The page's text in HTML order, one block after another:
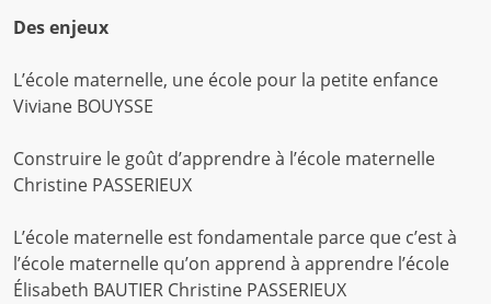
Des enjeux
L’école maternelle, une école pour la petite enfance
Viviane BOUYSSE
Construire le goût d’apprendre à l’école maternelle
Christine PASSERIEUX
L’école maternelle est fondamentale parce que c’est à
l’école maternelle qu’on apprend à apprendre l’école
Élisabeth BAUTIER Christine PASSERIEUX